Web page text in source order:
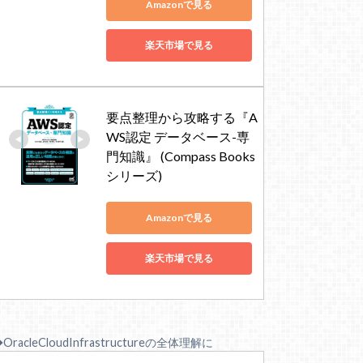
Amazonで見る
楽天市場で見る
要点整理から攻略する『A
WS認定 データベース-専
門知識』 (Compass Books
シリーズ)
Amazonで見る
楽天市場で見る
の全体理解に